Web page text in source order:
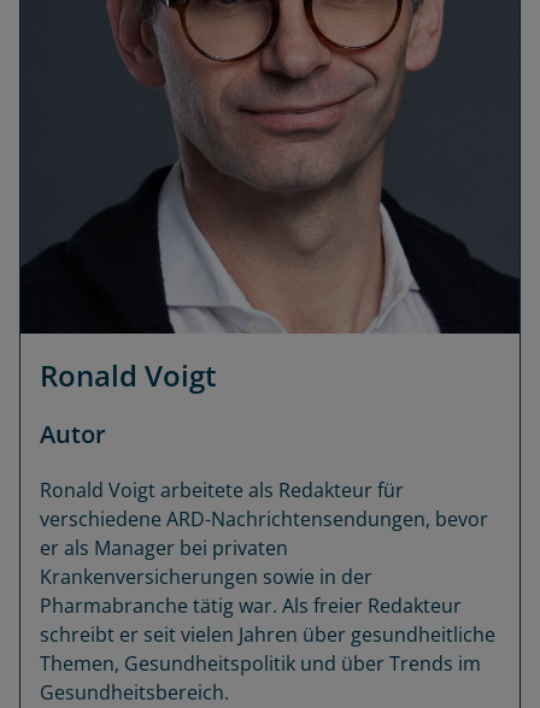
Ronald Voigt
Autor
Ronald Voigt arbeitete als Redakteur für
verschiedene ARD-Nachrichtensendungen, bevor
er als Manager bei privaten
Krankenversicherungen sowie in der
Pharmabranche tätig war. Als freier Redakteur
schreibt er seit vielen Jahren über gesundheitliche
Themen, Gesundheitspolitik und über Trends im
Gesundheitsbereich.